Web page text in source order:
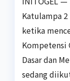
Katulampa
ketika
Kompetensi
Dasar dan
sedang